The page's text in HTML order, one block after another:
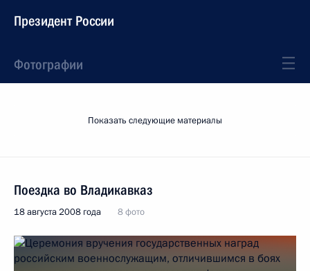
Президент России
Фотографии
Показать следующие материалы
Поездка во Владикавказ
18 августа 2008 года 8 фото